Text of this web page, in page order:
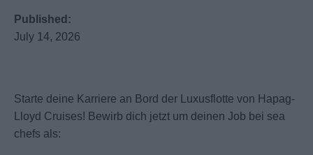
Published:
July 14, 2026
Starte deine Karriere an Bord der Luxusflotte von Hapag-
Lloyd Cruises! Bewirb dich jetzt um deinen Job bei sea
chefs als: